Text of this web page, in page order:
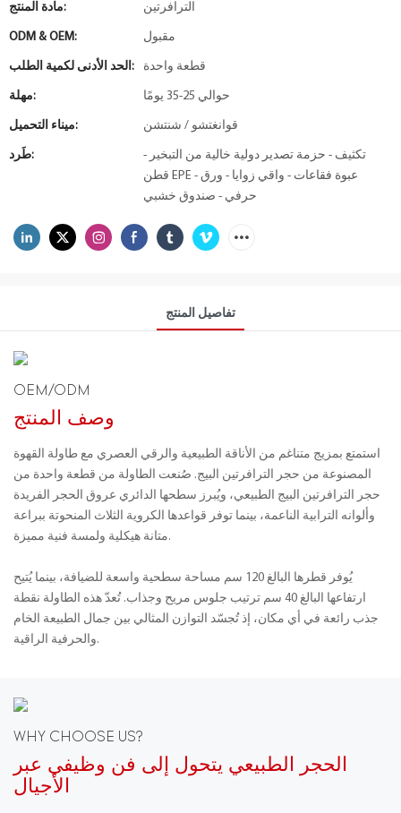
مادة المنتج: الترافرتين
ODM & OEM: مقبول
الحد الأدنى لكمية الطلب: قطعة واحدة
مهلة: حوالي 25-35 يومًا
ميناء التحميل: قوانغتشو / شنتشن
طَرد:
تكثيف - حزمة تصدير دولية خالية من التبخير -
قطن EPE - عبوة فقاعات - واقي زوايا - ورق
حرفي - صندوق خشبي
تفاصيل المنتج
OEM/ODM
وصف المنتج
استمتع بمزيج متناغم من الأناقة الطبيعية والرقي العصري مع طاولة القهوة
المصنوعة من حجر الترافرتين البيج. صُنعت الطاولة من قطعة واحدة من
حجر الترافرتين البيج الطبيعي، ويُبرز سطحها الدائري عروق الحجر الفريدة
وألوانه الترابية الناعمة، بينما توفر قواعدها الكروية الثلاث المنحوتة ببراعة
متانة هيكلية ولمسة فنية مميزة.
يُوفر قطرها البالغ 120 سم مساحة سطحية واسعة للضيافة، بينما يُتيح
ارتفاعها البالغ 40 سم ترتيب جلوس مريح وجذاب. تُعدّ هذه الطاولة نقطة
جذب رائعة في أي مكان، إذ تُجسّد التوازن المثالي بين جمال الطبيعة الخام
والحرفية الراقية.
WHY CHOOSE US?
الحجر الطبيعي يتحول إلى فن وظيفي عبر
الأجيال